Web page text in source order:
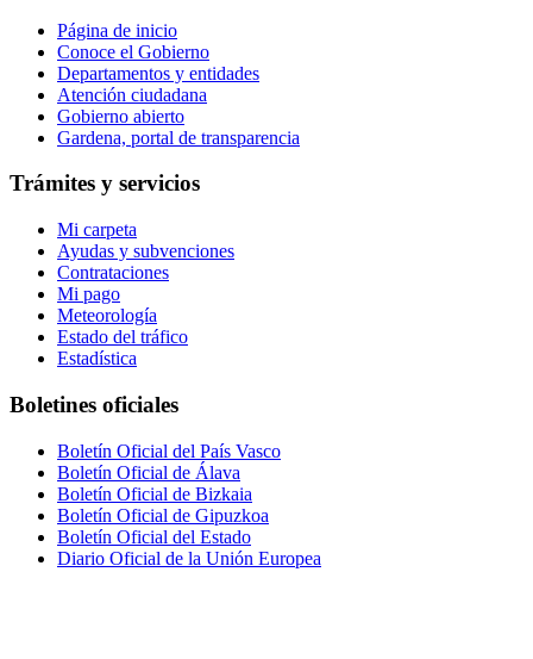
Página de inicio
Conoce el Gobierno
Departamentos y entidades
Atención ciudadana
Gobierno abierto
Gardena, portal de transparencia
Trámites y servicios
Mi carpeta
Ayudas y subvenciones
Contrataciones
Mi pago
Meteorología
Estado del tráfico
Estadística
Boletines oficiales
Boletín Oficial del País Vasco
Boletín Oficial de Álava
Boletín Oficial de Bizkaia
Boletín Oficial de Gipuzkoa
Boletín Oficial del Estado
Diario Oficial de la Unión Europea